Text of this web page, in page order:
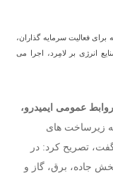
فعالیت سرمایه گذاران،
انرژی بر لامِرد، اجرا می
عمومی ایمیدرو،
زیرساخت های
تصریح کرد: در
در بخش جاده، برق، گاز و